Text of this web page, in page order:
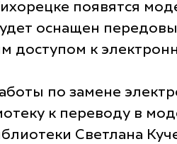
появятся
оснащен
к
по замене
к переводу в
Светлана